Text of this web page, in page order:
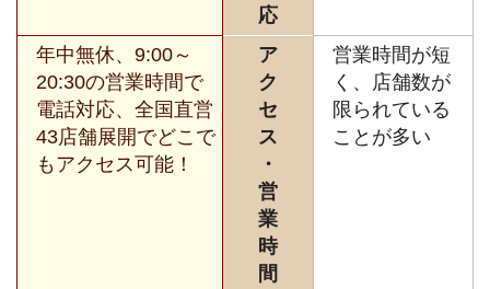
応
年中無休、9:00～
20:30の営業時間で
電話対応、全国直営
43店舗展開でどこで
もアクセス可能！
ア
ク
セ
ス
・
営
業
時
間
営業時間が短
く、店舗数が
限られている
ことが多い